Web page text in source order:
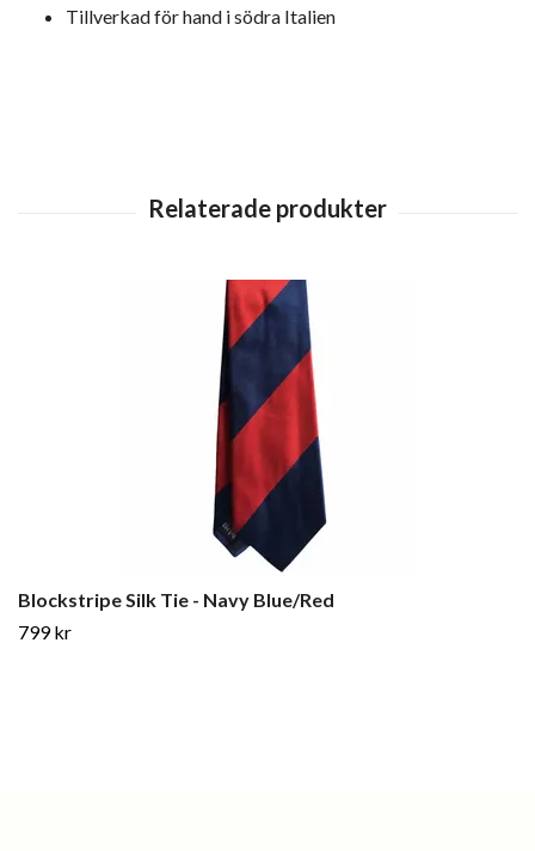
Tillverkad för hand i södra Italien
Blockstripe Silk Tie - Navy Blue/Red
799 kr